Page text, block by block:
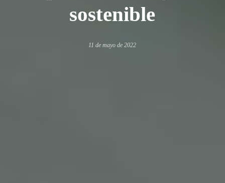
sostenible
11 de mayo de 2022